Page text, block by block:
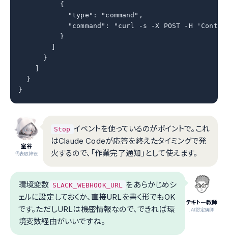
          {
            "type": "command",
"command": "curl -s -X POST -H
          }
      }
  }
}
室谷
代表取締役
Stop イベントを使っているのがポイントで。これ
はClaude Codeが応答を終えたタイミングで発
火するので、「作業完了通知」として使えます。
テキトー教師
.AI認定講師
環境変数 SLACK_WEBHOOK_URL をあらかじめシ
ェルに設定しておくか、直接URLを書く形でもOK
です。ただしURLは機密情報なので、できれば環
境変数経由がいいですね。